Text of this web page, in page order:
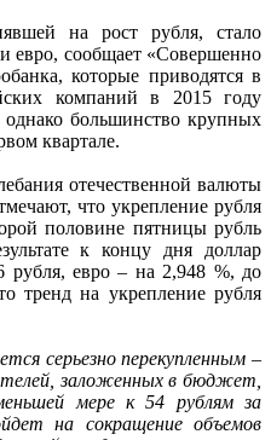
на рост рубля, стало
евро, сообщает «Совершенно
которые приводятся в
компаний в 2015 году
однако большинство крупных
квартале.
отечественной валюты
что укрепление рубля
половине пятницы рубль
к концу дня доллар
рубля, евро – на 2,948 %, до
тренд на укрепление рубля
серьезно перекупленным –
заложенных в бюджет,
мере к 54 рублям за
на сокращение объемов